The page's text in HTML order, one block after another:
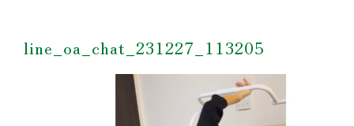
line_oa_chat_231227_113205